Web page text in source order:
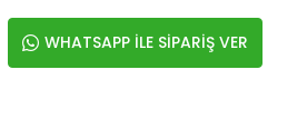
WHATSAPP İLE SİPARİŞ VER